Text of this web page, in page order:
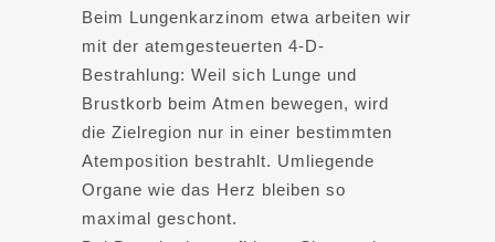
Beim Lungenkarzinom etwa arbeiten wir
mit der atemgesteuerten 4-D-
Bestrahlung: Weil sich Lunge und
Brustkorb beim Atmen bewegen, wird
die Zielregion nur in einer bestimmten
Atemposition bestrahlt. Umliegende
Organe wie das Herz bleiben so
maximal geschont.